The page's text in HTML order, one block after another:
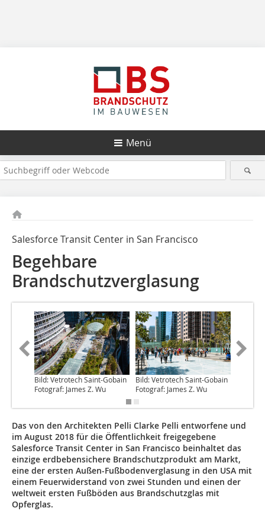
Menü
Salesforce Transit Center in San Francisco
Begehbare
Brandschutzverglasung
Bild: Vetrotech Saint-Gobain
Fotograf: James Z. Wu
Bild: Vetrotech Saint-Gobain
Fotograf: James Z. Wu
Das von den Architekten Pelli Clarke Pelli entworfene und
im August 2018 für die Öffentlichkeit freigegebene
Salesforce Transit Center in San Francisco beinhaltet das
einzige erdbebensichere Brandschutzprodukt am Markt,
eine der ersten Außen-Fußbodenverglasung in den USA mit
einem Feuerwiderstand von zwei Stunden und einen der
weltweit ersten Fußböden aus Brandschutzglas mit
Opferglas.